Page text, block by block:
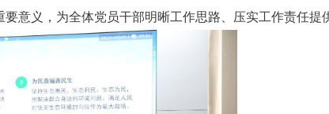
意义，为全体党员干部明晰工作思路、压实工作责任提